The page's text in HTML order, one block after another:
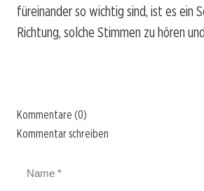
füreinander so wichtig sind, ist es ein
Richtung, solche Stimmen zu hören
Kommentare (0)
Kommentar schreiben